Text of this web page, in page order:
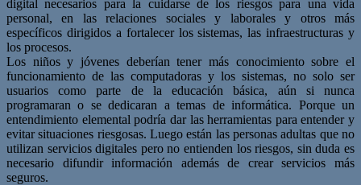
digital necesarios para la cuidarse de los riesgos para una vida
personal, en las relaciones sociales y laborales y otros más
específicos dirigidos a fortalecer los sistemas, las infraestructuras y
los procesos.
Los niños y jóvenes deberían tener más conocimiento sobre el
funcionamiento de las computadoras y los sistemas, no solo ser
usuarios como parte de la educación básica, aún si nunca
programaran o se dedicaran a temas de informática. Porque un
entendimiento elemental podría dar las herramientas para entender y
evitar situaciones riesgosas. Luego están las personas adultas que no
utilizan servicios digitales pero no entienden los riesgos, sin duda es
necesario difundir información además de crear servicios más
seguros.